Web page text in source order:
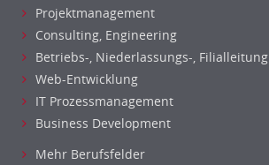
Raumgestaltung
Reiseverkehr, Touristik
Sicherheitsdienste, Schutzdienste
Automatisierungstechnik
Projektmanagement
Consulting, Engineering
Betriebs-, Niederlassungs-, Filialleitung
Web-Entwicklung
IT Prozessmanagement
Business Development
Mehr Berufsfelder